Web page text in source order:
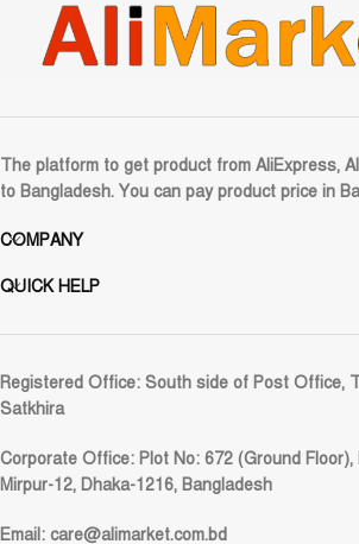
The platform to get product from AliExpress,
to Bangladesh. You can pay product price in
COMPANY
QUICK HELP
Registered Office: South side of Post Office,
Satkhira
Corporate Office: Plot No: 672 (Ground
Mirpur-12, Dhaka-1216, Bangladesh
Email: care@alimarket.com.bd